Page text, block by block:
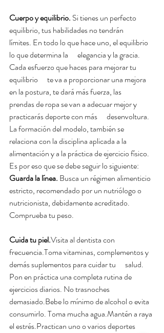
Cuerpo y equilibrio. Si tienes un perfecto
equilibrio, tus habilidades no tendrán
límites. En todo lo que hace uno, el equilibrio
lo que determina la      elegancia y la gracia.
Cada esfuerzo que haces para mejorar tu
equilibrio      te va a proporcionar una mejora
en la postura, te dará más fuerza, las
prendas de ropa se van a adecuar mejor y
practicarás deporte con más      desenvoltura.
La formación del modelo, también se
relaciona con la disciplina aplicada a la
alimentación y a la práctica de ejercicio físico.
Es por eso que se debe seguir lo siguiente:
Guarda la línea. Busca un régimen alimenticio
estricto, recomendado por un nutriólogo o
nutricionista, debidamente acreditado.
Comprueba tu peso.
Cuida tu piel.Visita al dentista con
frecuencia.Toma vitaminas, complementos y
demás suplementos para cuidar tu      salud.
Pon en práctica una completa rutina de
ejercicios diarios. No trasnoches
demasiado.Bebe lo mínimo de alcohol o evita
consumirlo. Toma mucha agua.Mantén a raya
el estrés.Practican uno o varios deportes